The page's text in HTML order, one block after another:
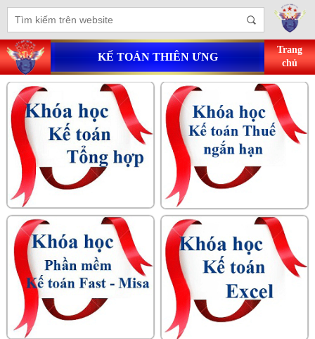
KẾ TOÁN THIÊN ƯNG
Trang
chủ